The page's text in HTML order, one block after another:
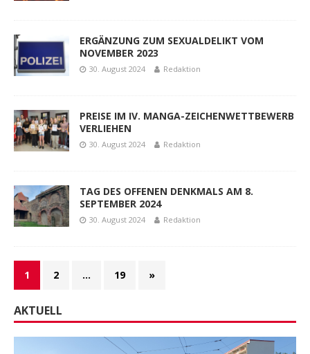
ERGÄNZUNG ZUM SEXUALDELIKT VOM
NOVEMBER 2023
30. August 2024 Redaktion
PREISE IM IV. MANGA-ZEICHENWETTBEWERB
VERLIEHEN
30. August 2024 Redaktion
TAG DES OFFENEN DENKMALS AM 8.
SEPTEMBER 2024
30. August 2024 Redaktion
1 2 … 19 »
AKTUELL